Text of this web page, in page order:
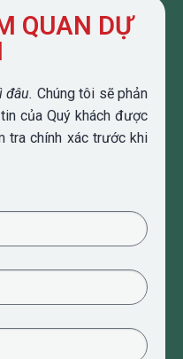
QUAN DỰ
đâu. Chúng tôi sẽ phản
của Quý khách được
tra chính xác trước khi